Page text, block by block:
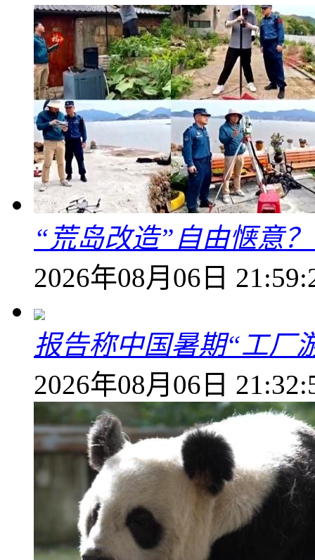
“荒岛改造”自由惬意
2026年08月06日
报告称中国暑期“工厂
2026年08月06日